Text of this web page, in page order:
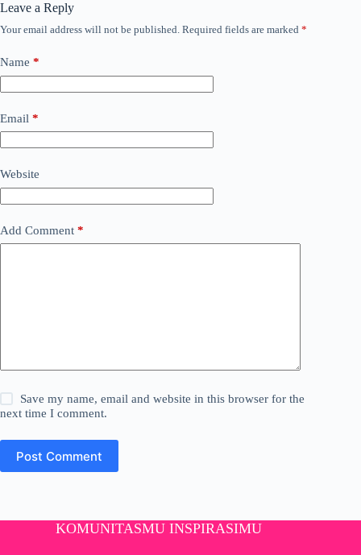
Leave a Reply
Your email address will not be published. Required fields are marked *
Name *
Email *
Website
Add Comment *
Save my name, email and website in this browser for the
next time I comment.
Post Comment
KOMUNITASMU INSPIRASIMU